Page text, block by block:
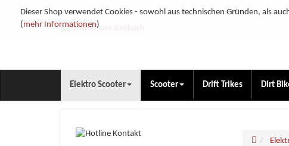
Elektro Scooter Scooter Drift Trikes Dirt
Dieser Shop verwendet Cookies - sowohl aus technischen Gründen, als
(mehr Informationen)